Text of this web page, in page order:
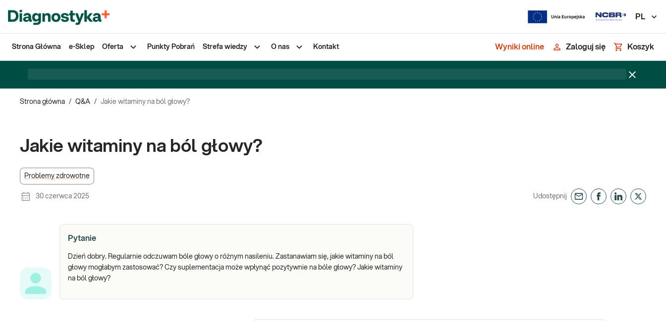
PL
Strona Główna e-Sklep Oferta Punkty Pobrań Strefa wiedzy O nas Kontakt Wyniki online Zaloguj się Koszyk
Strona główna / Q&A / Jakie witaminy na ból głowy?
Jakie witaminy na ból głowy?
Problemy zdrowotne
30 czerwca 2025 Udostępnij
Pytanie
Dzień dobry. Regularnie odczuwam bóle głowy o różnym nasileniu. Zastanawiam się, jakie witaminy na ból
głowy mogłabym zastosować? Czy suplementacja może wpłynąć pozytywnie na bóle głowy? Jakie witaminy
na ból głowy?